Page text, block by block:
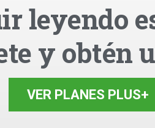
leyendo
y obtén
VER PLANES PLUS+